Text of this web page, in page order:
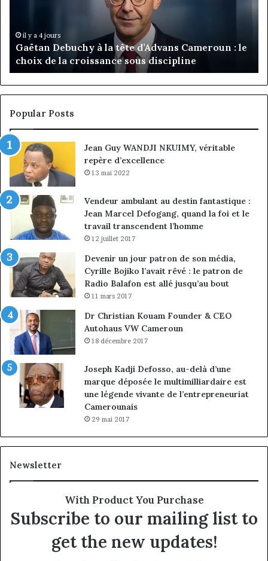
choix
de
la
croissance
sous
il y a 4 jours
Gaëtan Debuchy à la tête d’Advans Cameroun : le
choix de la croissance sous discipline
à
la
Popular Posts
Jean Guy WANDJI NKUIMY, véritable
repère d’excellence
13 mai 2022
Vendeur ambulant au destin fantastique :
Jean Marcel Defogang, quand la foi et le
travail transcendent l’homme
12 juillet 2017
Devenir un jour patron de son média,
Cyrille Bojiko l’avait rêvé : le patron de
Radio Balafon est allé jusqu’au bout
11 mars 2017
Dr Christian Kouam Founder & CEO
Autohaus VW Cameroun
18 décembre 2017
Joseph Kadji Defosso, au-delà d’une
marque déposée le multimilliardaire est
une légende vivante de l’entrepreneuriat
Camerounais
29 mai 2017
Newsletter
With Product You Purchase
Subscribe to our mailing list to
get the new updates!